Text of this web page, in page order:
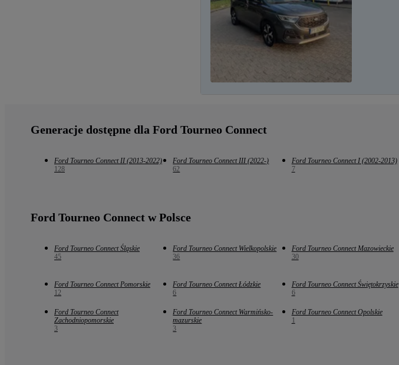
Generacje dostępne dla Ford Tourneo Connect
Ford Tourneo Connect II (2013-2022)
128
Ford Tourneo Connect III (2022-)
62
Ford Tourneo Connect I (2002-2013)
7
Ford Tourneo Connect w Polsce
Ford Tourneo Connect Śląskie
45
Ford Tourneo Connect Wielkopolskie
36
Ford Tourneo Connect Mazowieckie
30
Ford Tourneo Connect Pomorskie
12
Ford Tourneo Connect Łódzkie
6
Ford Tourneo Connect Świętokrzyskie
6
Ford Tourneo Connect
Zachodniopomorskie
3
Ford Tourneo Connect Warmińsko-
mazurskie
3
Ford Tourneo Connect Opolskie
1